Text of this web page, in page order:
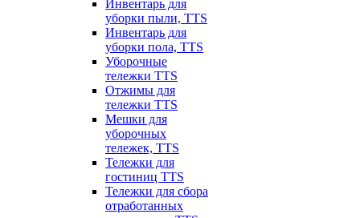
Инвентарь для
уборки пыли, TTS
Инвентарь для
уборки пола, TTS
Уборочные
тележки TTS
Отжимы для
тележки TTS
Мешки для
уборочных
тележек, TTS
Тележки для
гостиниц TTS
Тележки для сбора
отработанных